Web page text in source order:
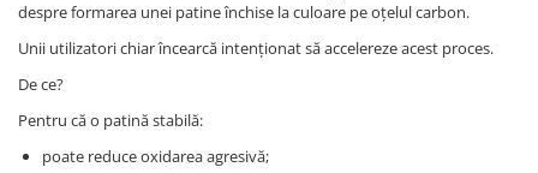
despre formarea unei patine închise la culoare pe oțelul carbon.
Unii utilizatori chiar încearcă intenționat să accelereze acest proces.
De ce?
Pentru că o patină stabilă:
poate reduce oxidarea agresivă;